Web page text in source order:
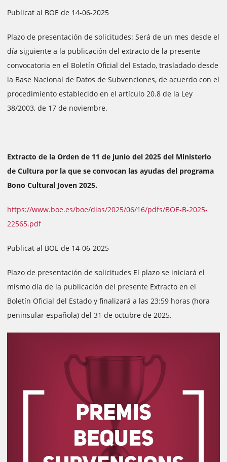
Publicat al BOE de 14-06-2025
Plazo de presentación de solicitudes: Será de un mes desde el
día siguiente a la publicación del extracto de la presente
convocatoria en el Boletín Oficial del Estado, trasladado desde
la Base Nacional de Datos de Subvenciones, de acuerdo con el
procedimiento establecido en el artículo 20.8 de la Ley
38/2003, de 17 de noviembre.
Extracto de la Orden de 11 de junio del 2025 del Ministerio
de Cultura por la que se convocan las ayudas del programa
Bono Cultural Joven 2025.
https://www.boe.es/boe/dias/2025/06/16/pdfs/BOE-B-2025-
22565.pdf
Publicat al BOE de 14-06-2025
Plazo de presentación de solicitudes El plazo se iniciará el
mismo día de la publicación del presente Extracto en el
Boletín Oficial del Estado y finalizará a las 23:59 horas (hora
peninsular española) del 31 de octubre de 2025.